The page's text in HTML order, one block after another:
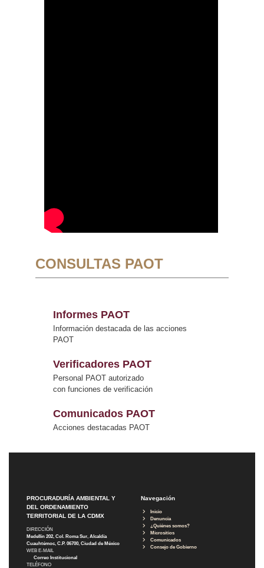
CONSULTAS PAOT
Informes PAOT
Información destacada de las acciones
PAOT
Verificadores PAOT
Personal PAOT autorizado
con funciones de verificación
Comunicados PAOT
Acciones destacadas PAOT
PROCURADURÍA AMBIENTAL Y
DEL ORDENAMIENTO
TERRITORIAL DE LA CDMX
DIRECCIÓN
Medellín 202, Col. Roma Sur, Alcaldía
Cuauhtémoc, C.P. 06700, Ciudad de México
WEB E-MAIL
Correo Institucional
TELÉFONO
Navegación
Inicio
Denuncia
¿Quiénes somos?
Micrositios
Comunicados
Consejo de Gobierno